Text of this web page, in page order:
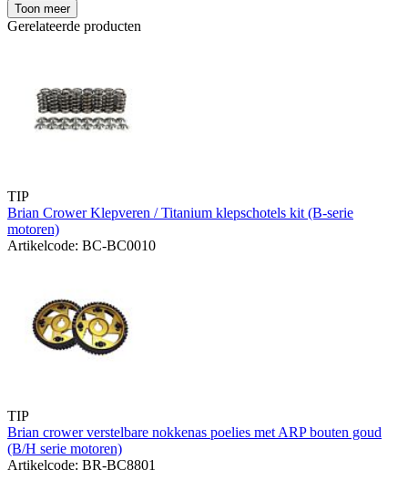
Toon meer
Gerelateerde producten
TIP
Brian Crower Klepveren / Titanium klepschotels kit (B-serie
motoren)
Artikelcode: BC-BC0010
TIP
Brian crower verstelbare nokkenas poelies met ARP bouten goud
(B/H serie motoren)
Artikelcode: BR-BC8801